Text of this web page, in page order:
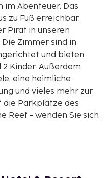
im Abenteuer. Das
zu Fuß erreichbar.
Pirat in unseren
Zimmer sind in
und bieten
Kinder. Außerdem
eine heimliche
und vieles mehr zur
Reef - wenden Sie sich